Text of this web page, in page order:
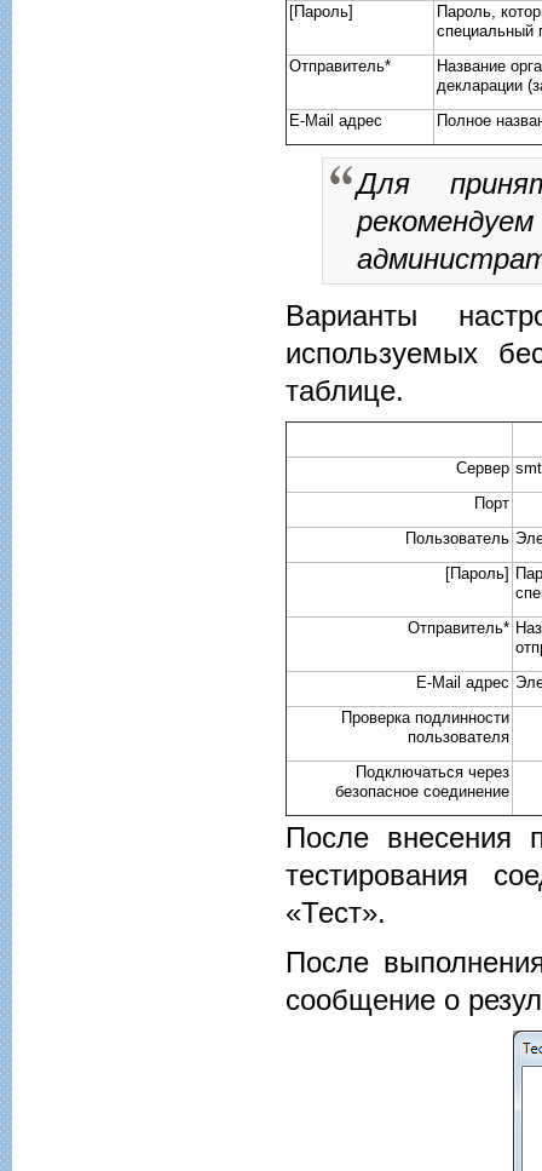
[Пароль]
Пароль,
специальный
Отправитель*
Название
декларации
E-Mail адрес
Полное
Для
Варианты
используемых
таблице.
Сервер
Порт
Пользователь
[Пароль]
Отправитель*
E-Mail адрес
Проверка подлинности
пользователя
Подключаться через
безопасное соединение
После внесения
тестирования
«Тест».
После
сообщение о